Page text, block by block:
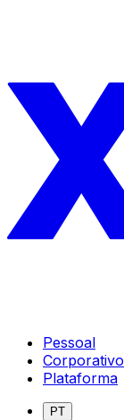
Pessoal
Corporativo
Plataforma
PT